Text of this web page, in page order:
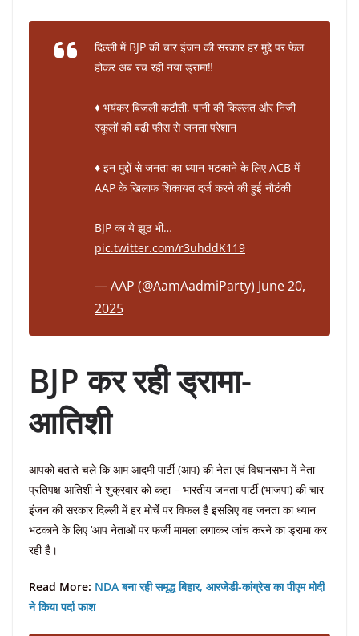
दिल्ली में BJP की चार इंजन की सरकार हर मुद्दे पर फेल
होकर अब रच रही नया ड्रामा‼️
♦️ भयंकर बिजली कटौती, पानी की किल्लत और निजी
स्कूलों की बढ़ी फीस से जनता परेशान
♦️ इन मुद्दों से जनता का ध्यान भटकाने के लिए ACB में
AAP के खिलाफ शिकायत दर्ज करने की हुई नौटंकी
BJP का ये झूठ भी…
pic.twitter.com/r3uhddK119
— AAP (@AamAadmiParty) June 20,
2025
BJP कर रही ड्रामा-
आतिशी
आपको बताते चले कि आम आदमी पार्टी (आप) की नेता एवं विधानसभा में नेता
प्रतिपक्ष आतिशी ने शुक्रवार को कहा – भारतीय जनता पार्टी (भाजपा) की चार
इंजन की सरकार दिल्ली में हर मोर्चे पर विफल है इसलिए वह जनता का ध्यान
भटकाने के लिए ‘आप नेताओं पर फर्जी मामला लगाकर जांच करने का ड्रामा कर
रही है।
Read More: NDA बना रही समृद्ध बिहार, आरजेडी-कांग्रेस का पीएम मोदी
ने किया पर्दा फाश